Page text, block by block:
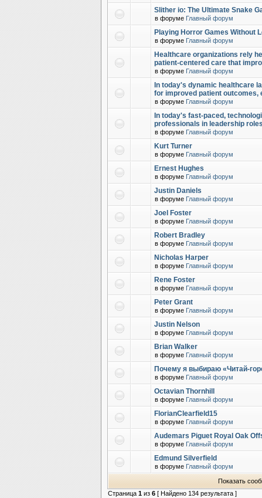
Slither io: The Ultimate Snake
в форуме Главный форум
Playing Horror Games Without
в форуме Главный форум
Healthcare organizations rely
patient-centered care that
в форуме Главный форум
In today's dynamic healthcare
for improved patient outcomes,
в форуме Главный форум
In today's fast-paced,
professionals in leadership
в форуме Главный форум
Kurt Turner
в форуме Главный форум
Ernest Hughes
в форуме Главный форум
Justin Daniels
в форуме Главный форум
Joel Foster
в форуме Главный форум
Robert Bradley
в форуме Главный форум
Nicholas Harper
в форуме Главный форум
Rene Foster
в форуме Главный форум
Peter Grant
в форуме Главный форум
Justin Nelson
в форуме Главный форум
Brian Walker
в форуме Главный форум
Почему я выбираю «Читай-
в форуме Главный форум
Octavian Thornhill
в форуме Главный форум
FlorianClearfield15
в форуме Главный форум
Audemars Piguet Royal Oak
в форуме Главный форум
Edmund Silverfield
в форуме Главный форум
Показать
Страница 1 из 6 [ Найдено 134 результата ]